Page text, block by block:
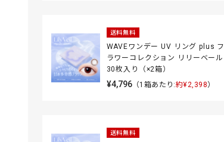
送料無料
WAVEワンデー UV リング plus フ
ラワーコレクション リリーベール
30枚入り（×2箱）
¥4,796（1箱あたり:約¥2,398）
送料無料